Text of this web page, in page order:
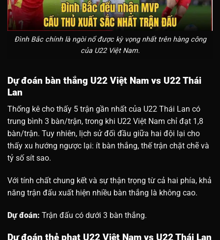
Đình Bắc chính là ngòi nổ được kỳ vọng nhất trên hàng công
của U22 Việt Nam.
Dự đoán bàn thắng U22 Việt Nam vs U22 Thái
Lan
Thống kê cho thấy 5 trận gần nhất của U22 Thái Lan có
trung bình 3 bàn/trận, trong khi U22 Việt Nam chỉ đạt 1,8
bàn/trận. Tuy nhiên, lịch sử đối đầu giữa hai đội lại cho
thấy xu hướng ngược lại: ít bàn thắng, thế trận chặt chẽ và
tỷ số sít sao.
Với tính chất chung kết và sự thận trọng từ cả hai phía, khả
năng trận đấu xuất hiện nhiều bàn thắng là không cao.
Dự đoán: Trận đấu có dưới 3 bàn thắng.
Dự đoán thẻ phạt U22 Việt Nam vs U22 Thái Lan